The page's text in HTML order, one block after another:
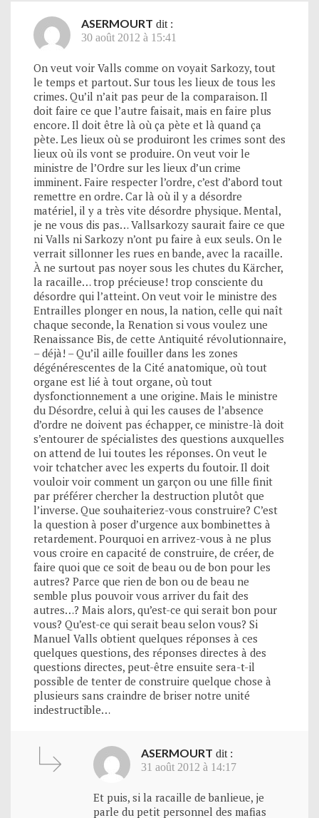
ASERMOURT dit :
30 août 2012 à 15:41
On veut voir Valls comme on voyait Sarkozy, tout
le temps et partout. Sur tous les lieux de tous les
crimes. Qu’il n’ait pas peur de la comparaison. Il
doit faire ce que l’autre faisait, mais en faire plus
encore. Il doit être là où ça pète et là quand ça
pète. Les lieux où se produiront les crimes sont des
lieux où ils vont se produire. On veut voir le
ministre de l’Ordre sur les lieux d’un crime
imminent. Faire respecter l’ordre, c’est d’abord tout
remettre en ordre. Car là où il y a désordre
matériel, il y a très vite désordre physique. Mental,
je ne vous dis pas… Vallsarkozy saurait faire ce que
ni Valls ni Sarkozy n’ont pu faire à eux seuls. On le
verrait sillonner les rues en bande, avec la racaille.
À ne surtout pas noyer sous les chutes du Kärcher,
la racaille… trop précieuse! trop consciente du
désordre qui l’atteint. On veut voir le ministre des
Entrailles plonger en nous, la nation, celle qui naît
chaque seconde, la Renation si vous voulez une
Renaissance Bis, de cette Antiquité révolutionnaire,
– déjà! – Qu’il aille fouiller dans les zones
dégénérescentes de la Cité anatomique, où tout
organe est lié à tout organe, où tout
dysfonctionnement a une origine. Mais le ministre
du Désordre, celui à qui les causes de l’absence
d’ordre ne doivent pas échapper, ce ministre-là doit
s’entourer de spécialistes des questions auxquelles
on attend de lui toutes les réponses. On veut le
voir tchatcher avec les experts du foutoir. Il doit
vouloir voir comment un garçon ou une fille finit
par préférer chercher la destruction plutôt que
l’inverse. Que souhaiteriez-vous construire? C’est
la question à poser d’urgence aux bombinettes à
retardement. Pourquoi en arrivez-vous à ne plus
vous croire en capacité de construire, de créer, de
faire quoi que ce soit de beau ou de bon pour les
autres? Parce que rien de bon ou de beau ne
semble plus pouvoir vous arriver du fait des
autres…? Mais alors, qu’est-ce qui serait bon pour
vous? Qu’est-ce qui serait beau selon vous? Si
Manuel Valls obtient quelques réponses à ces
quelques questions, des réponses directes à des
questions directes, peut-être ensuite sera-t-il
possible de tenter de construire quelque chose à
plusieurs sans craindre de briser notre unité
indestructible…
ASERMOURT dit :
31 août 2012 à 14:17
Et puis, si la racaille de banlieue, je
parle du petit personnel des mafias